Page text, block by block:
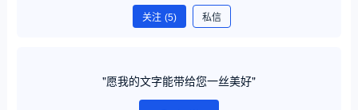
关注 (5) 私信
"愿我的文字能带给您一丝美好"